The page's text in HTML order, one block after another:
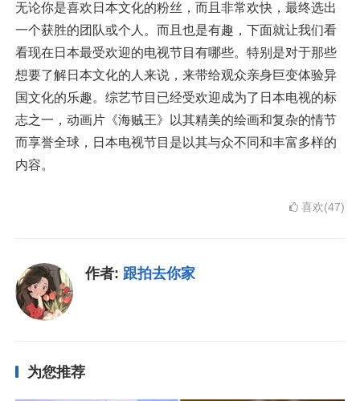
无论你是喜欢日本文化的粉丝，而且非常欢快，最终选出
一个获胜的团队或个人。而且也是有趣，下面就让我们看
看现在日本最受欢迎的电视节目有哪些。特别是对于那些
想要了解日本文化的人来说，来带给观众亲身巨变体验异
国文化的乐趣。综艺节目已经受欢迎成为了日本电视的标
志之一，动画片《海贼王》以其精美的绘画和复杂的情节
而享誉全球，日本电视节目是以其与众不同和丰富多样的
内容。
喜欢(47)
作者: 跟拍去你家
为您推荐